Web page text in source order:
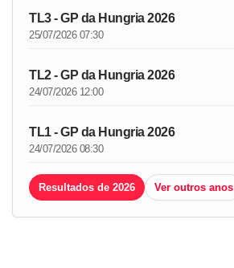
TL3 - GP da Hungria 2026
25/07/2026 07:30
TL2 - GP da Hungria 2026
24/07/2026 12:00
TL1 - GP da Hungria 2026
24/07/2026 08:30
Resultados de 2026 Ver outros anos